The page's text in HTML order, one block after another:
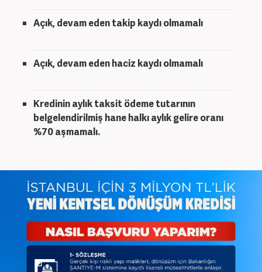
Açık, devam eden takip kaydı olmamalı
Açık, devam eden haciz kaydı olmamalı
Kredinin aylık taksit ödeme tutarının
belgelendirilmiş hane halkı aylık gelire oranı
%70 aşmamalı.